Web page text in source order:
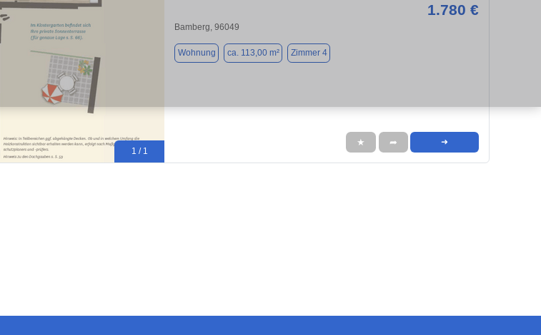
1 / 1
1.780 €
Bamberg, 96049
Wohnung ca. 113,00 m² Zimmer 4
★ ➦ ➜